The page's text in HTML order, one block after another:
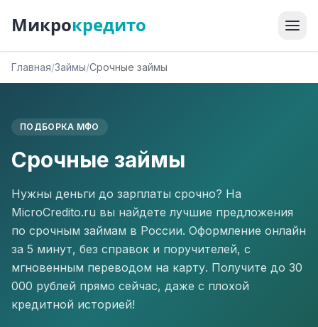
Микрокредито
Главная/Займы/Срочные займы
ПОДБОРКА МФО
Срочные займы
Нужны деньги до зарплаты срочно? На
MicroCredito.ru вы найдете лучшие предложения
по срочным займам в России. Оформление онлайн
за 5 минут, без справок и поручителей, с
мгновенным переводом на карту. Получите до 30
000 рублей прямо сейчас, даже с плохой
кредитной историей!